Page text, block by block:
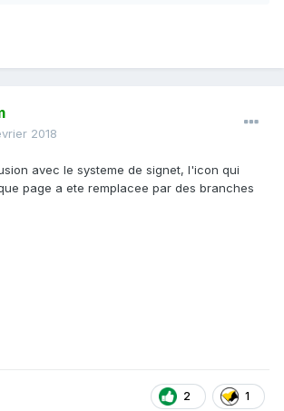
2018
avec le systeme de signet, l'icon qui
page a ete remplacee par des branches
2 1